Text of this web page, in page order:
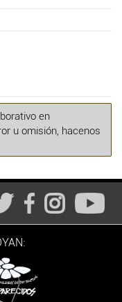
en
u omisión, hacenos